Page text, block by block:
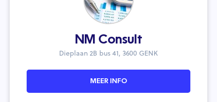
NM Consult
Dieplaan 2B bus 41, 3600 GENK
MEER INFO